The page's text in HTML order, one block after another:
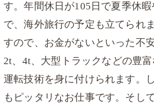
す。年間休日が105日で夏季休
で、海外旅行の予定も立てられ
すので、お金がないといった不
2t、4t、大型トラックなどの豊
運転技術を身に付けられます。
もピッタリなお仕事です。そし